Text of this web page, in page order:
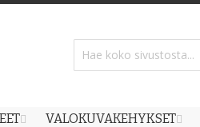
VALOKUVAKEHYKSET